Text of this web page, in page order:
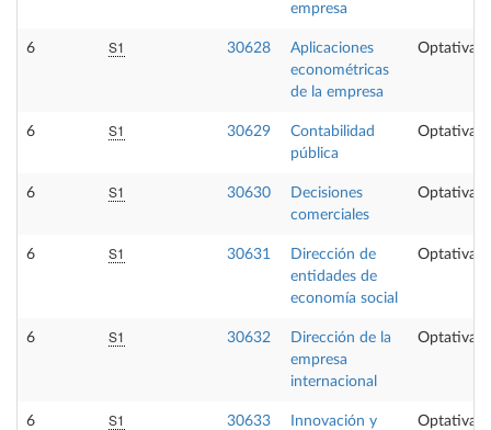
empresa
6 S1 30628
Aplicaciones
econométricas
de la empresa
Optativa
6 S1 30629
Contabilidad
pública
Optativa
6 S1 30630
Decisiones
comerciales
Optativa
6 S1 30631
Dirección de
entidades de
economía social
Optativa
6 S1 30632
Dirección de la
empresa
internacional
Optativa
6 S1 30633
Innovación y
Optativa